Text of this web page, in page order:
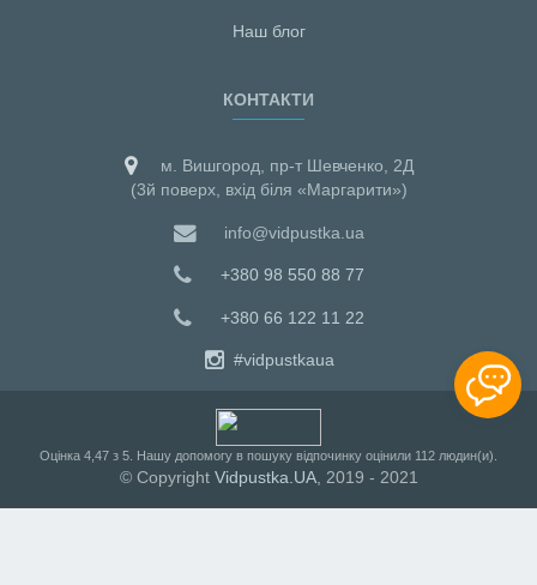
Наш блог
КОНТАКТИ
м. Вишгород, пр-т Шевченко, 2Д
(3й поверх, вхід біля «Маргарити»)
info@vidpustka.ua
+380 98 550 88 77
+380 66 122 11 22
#vidpustkaua
Оцiнка 4,47 з 5 . Нашу допомогу в пошуку відпочинку оцінили 112 людин(и).
© Copyright Vidpustka.UA, 2019 - 2021